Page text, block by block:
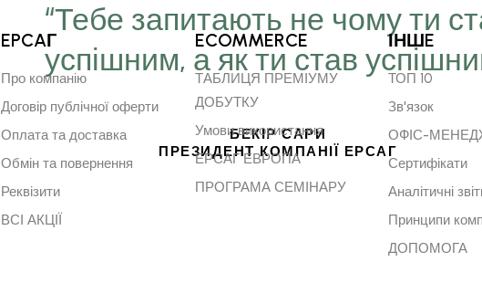
“Тебе запитають не чому ти
успішним, а як ти став
БЕКІР САРИ
ПРЕЗИДЕНТ КОМПАНІЇ ЕРСАГ
EPCAГ
Про компанію
Договір публічної оферти
Оплата та доставка
Обмін та повернення
Реквізити
ВСІ АКЦІЇ
ECOMMERCE
ТАБЛИЦЯ ПРЕМІУМУ
ДОБУТКУ
Умови використання
ЕРСАГ ЕВРОПА
ПРОГРАМА СЕМІНАРУ
ІНШE
ТОП 10
Зв'язок
ОФІС-
Сертифікати
Аналітичні
Принципи
ДОПОМОГА